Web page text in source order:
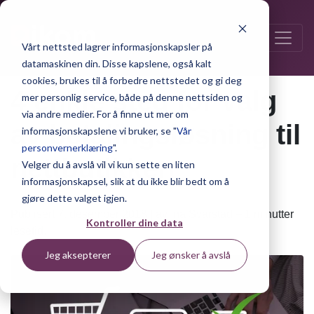
Vårt nettsted lagrer informasjonskapsler på
datamaskinen din. Disse kapslene, også kalt
cookies, brukes til å forbedre nettstedet og gi deg
mer personlig service, både på denne nettsiden og
via andre medier. For å finne ut mer om
informasjonskapslene vi bruker, se "Vår
personvernerklæring".
Velger du å avslå vil vi kun sette en liten
informasjonskapsel, slik at du ikke blir bedt om å
gjøre dette valget igjen.
Kontroller dine data
Jeg aksepterer Jeg ønsker å avslå
4 enkle steg for valg
av betalingsløsning til
nettbutikken
Publisert 7. desember 2018 | av Ina Svarstad – 1 minutter